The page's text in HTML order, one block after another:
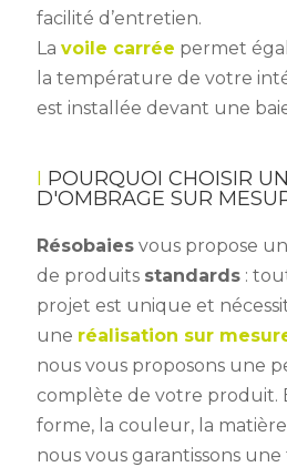
facilité d’entretien.
La voile carrée permet
la température de votre
est installée devant une
POURQUOI CHOISIR
D'OMBRAGE SUR
Résobaies vous propose
de produits standards :
projet est unique et
une réalisation sur
nous vous proposons une
complète de votre produit.
forme, la couleur, la
nous vous garantissons